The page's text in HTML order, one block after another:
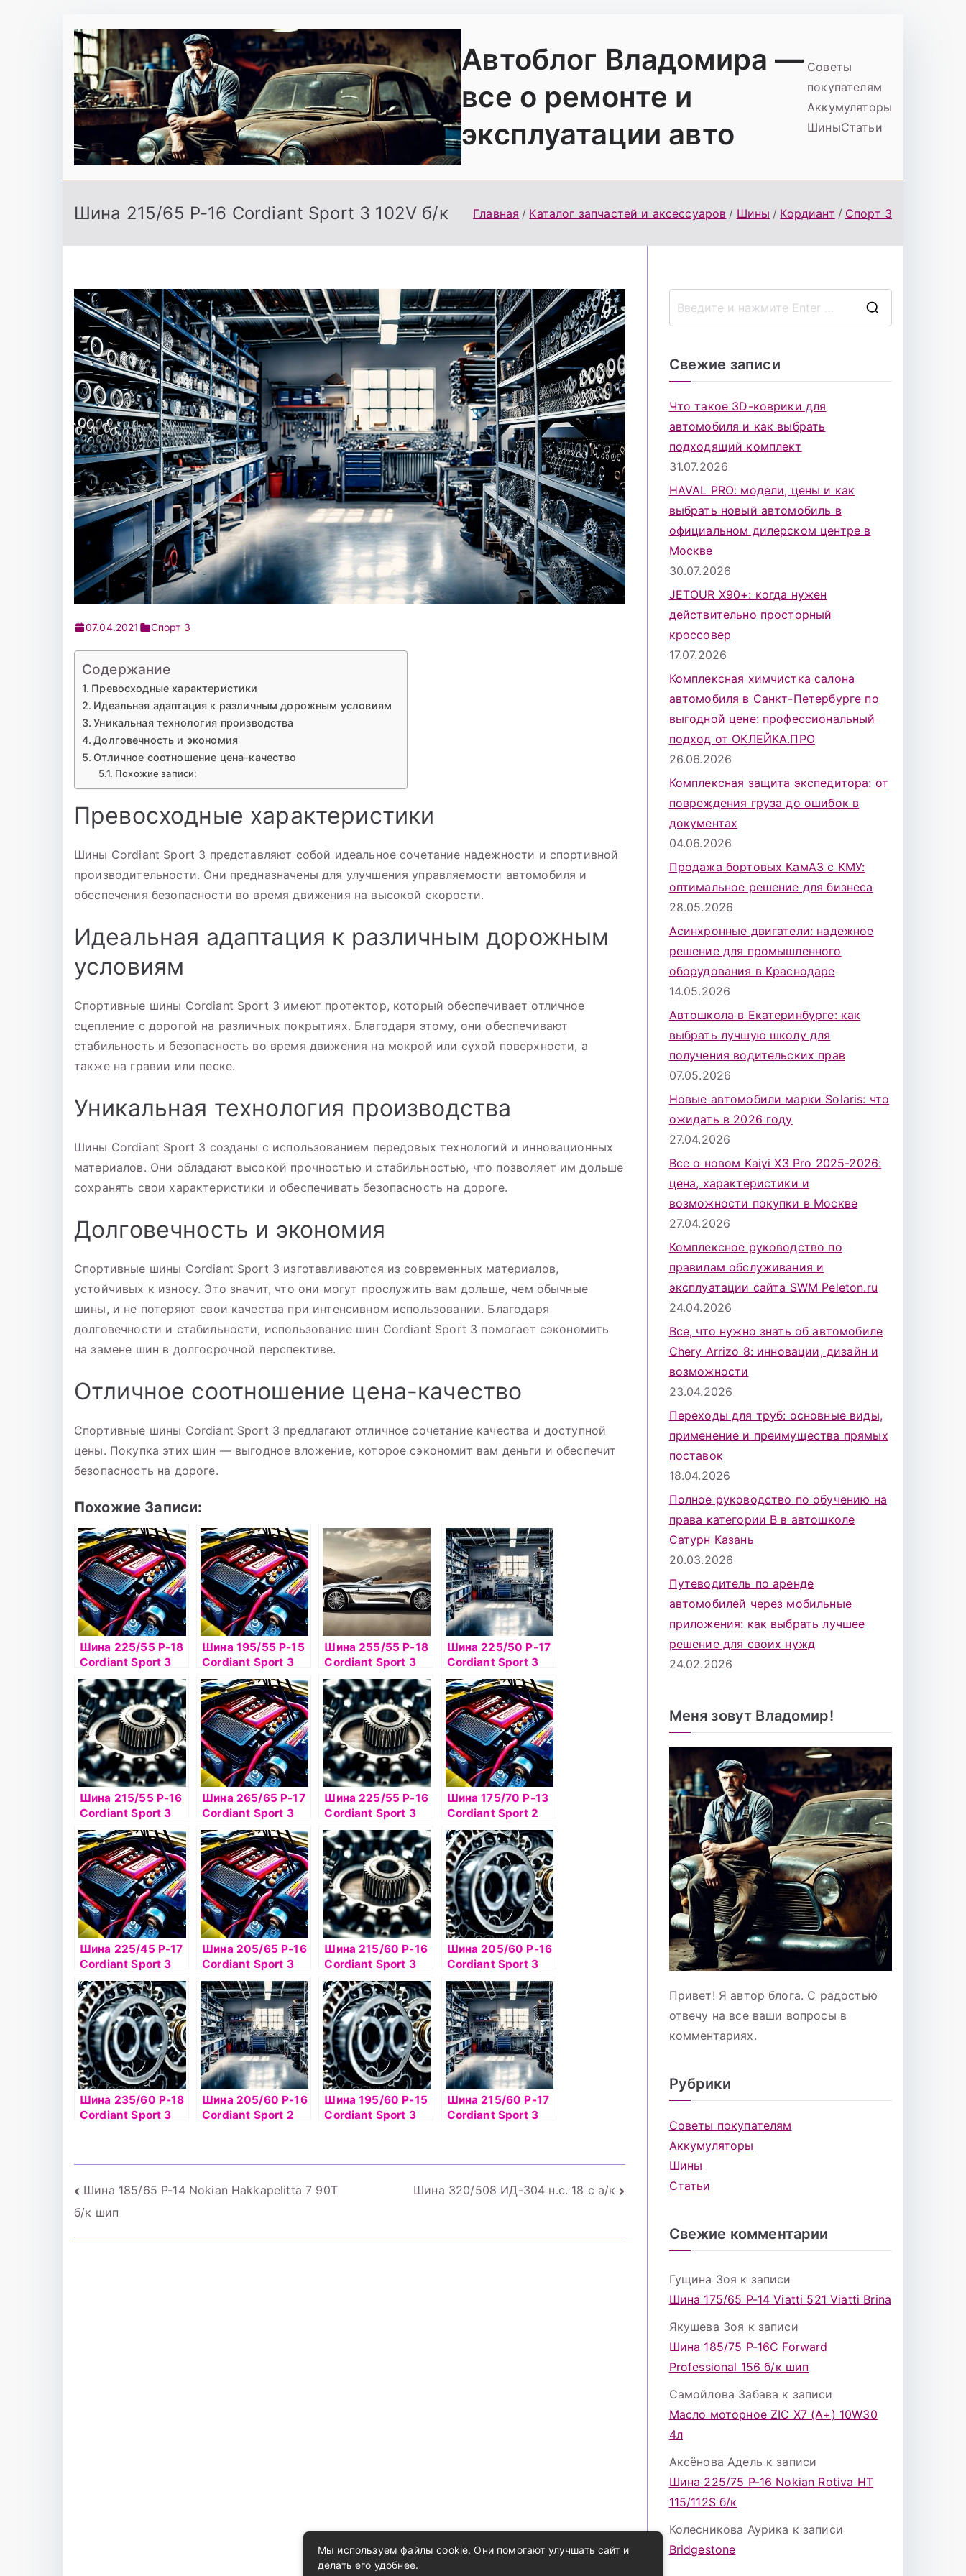
содержимому
Автоблог Владомира —
все о ремонте и
эксплуатации авто
Советы
покупателям
Аккумуляторы
ШиныСтатьи
Шина 215/65 Р-16 Cordiant Sport 3 102V б/к Главная Каталог запчастей и аксессуаров Шины Кордиант Спорт 3
07.04.2021 Спорт 3
Содержание
Превосходные характеристики
Идеальная адаптация к различным дорожным условиям
Уникальная технология производства
Долговечность и экономия
Отличное соотношение цена-качество
Похожие записи:
Превосходные характеристики
Шины Cordiant Sport 3 представляют собой идеальное сочетание надежности и спортивной
производительности. Они предназначены для улучшения управляемости автомобиля и
обеспечения безопасности во время движения на высокой скорости.
Идеальная адаптация к различным дорожным
условиям
Спортивные шины Cordiant Sport 3 имеют протектор, который обеспечивает отличное
сцепление с дорогой на различных покрытиях. Благодаря этому, они обеспечивают
стабильность и безопасность во время движения на мокрой или сухой поверхности, а
также на гравии или песке.
Уникальная технология производства
Шины Cordiant Sport 3 созданы с использованием передовых технологий и инновационных
материалов. Они обладают высокой прочностью и стабильностью, что позволяет им дольше
сохранять свои характеристики и обеспечивать безопасность на дороге.
Долговечность и экономия
Спортивные шины Cordiant Sport 3 изготавливаются из современных материалов,
устойчивых к износу. Это значит, что они могут прослужить вам дольше, чем обычные
шины, и не потеряют свои качества при интенсивном использовании. Благодаря
долговечности и стабильности, использование шин Cordiant Sport 3 помогает сэкономить
на замене шин в долгосрочной перспективе.
Отличное соотношение цена-качество
Спортивные шины Cordiant Sport 3 предлагают отличное сочетание качества и доступной
цены. Покупка этих шин — выгодное вложение, которое сэкономит вам деньги и обеспечит
безопасность на дороге.
Похожие Записи:
Шина 225/55 Р-18
Cordiant Sport 3
PS-2 102V б/к
Шина 195/55 Р-15
Cordiant Sport 3
PS-2 85V б/к
Шина 255/55 Р-18
Cordiant Sport 3
109V б/к
Шина 225/50 Р-17
Cordiant Sport 3
98V б/к
Шина 215/55 Р-16
Cordiant Sport 3
93V б/к
Шина 265/65 Р-17
Cordiant Sport 3
PS-2 116V б/к
Шина 225/55 Р-16
Cordiant Sport 3
PS-2 95V б/к
Шина 175/70 Р-13
Cordiant Sport 2
82Т б/к
Шина 225/45 Р-17
Cordiant Sport 3
94V б/к
Шина 205/65 Р-16
Cordiant Sport 3
95V б/к
Шина 215/60 Р-16
Cordiant Sport 3
PS-2 99V б/к
Шина 205/60 Р-16
Cordiant Sport 3
92V б/к
Шина 235/60 Р-18
Cordiant Sport 3
Шина 205/60 Р-16
Cordiant Sport 2
Шина 195/60 Р-15
Cordiant Sport 3
Шина 215/60 Р-17
Cordiant Sport 3
Навигация
по
Шина 185/65 Р-14 Nokian Hakkapelitta 7 90Т
б/к шип
Шина 320/508 ИД-304 н.с. 18 с а/к
Свежие записи
Что такое 3D-коврики для
автомобиля и как выбрать
подходящий комплект
31.07.2026
HAVAL PRO: модели, цены и как
выбрать новый автомобиль в
официальном дилерском центре в
Москве
30.07.2026
JETOUR X90+: когда нужен
действительно просторный
кроссовер
17.07.2026
Комплексная химчистка салона
автомобиля в Санкт-Петербурге по
выгодной цене: профессиональный
подход от ОКЛЕЙКА.ПРО
26.06.2026
Комплексная защита экспедитора: от
повреждения груза до ошибок в
документах
04.06.2026
Продажа бортовых КамАЗ с КМУ:
оптимальное решение для бизнеса
28.05.2026
Асинхронные двигатели: надежное
решение для промышленного
оборудования в Краснодаре
14.05.2026
Автошкола в Екатеринбурге: как
выбрать лучшую школу для
получения водительских прав
07.05.2026
Новые автомобили марки Solaris: что
ожидать в 2026 году
27.04.2026
Все о новом Kaiyi X3 Pro 2025-2026:
цена, характеристики и
возможности покупки в Москве
27.04.2026
Комплексное руководство по
правилам обслуживания и
эксплуатации сайта SWM Peleton.ru
24.04.2026
Все, что нужно знать об автомобиле
Chery Arrizo 8: инновации, дизайн и
возможности
23.04.2026
Переходы для труб: основные виды,
применение и преимущества прямых
поставок
18.04.2026
Полное руководство по обучению на
права категории B в автошколе
Сатурн Казань
20.03.2026
Путеводитель по аренде
автомобилей через мобильные
приложения: как выбрать лучшее
решение для своих нужд
24.02.2026
Меня зовут Владомир!
Привет! Я автор блога. С радостью
отвечу на все ваши вопросы в
комментариях.
Рубрики
Советы покупателям
Аккумуляторы
Шины
Статьи
Свежие комментарии
Гущина Зоя к записи
Шина 175/65 Р-14 Viatti 521 Viatti Brina
Якушева Зоя к записи
Шина 185/75 Р-16С Forward
Professional 156 б/к шип
Самойлова Забава к записи
Масло моторное ZIC X7 (A+) 10W30
4л
Аксёнова Адель к записи
Шина 225/75 Р-16 Nokian Rotiva HT
115/112S б/к
Колесникова Аурика к записи
Bridgestone
Мы используем файлы cookie. Они помогают улучшать сайт и
делать его удобнее.